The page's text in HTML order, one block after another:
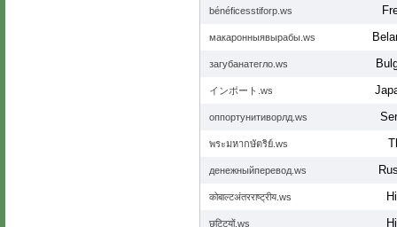
bénéficesstiforp.ws
макаронныявырабы.ws
загубанатегло.ws
インポート.ws
оппортунитиворлд.ws
พระมหากษัตริย์.ws
денежныйперевод.ws
कोबाल्टअंतरराष्ट्रीय.ws
छुट्टियों.ws